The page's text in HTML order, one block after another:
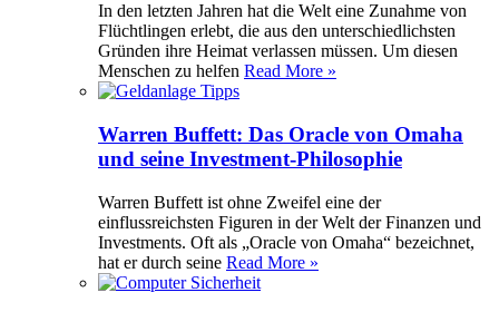
In den letzten Jahren hat die Welt eine Zunahme von
Flüchtlingen erlebt, die aus den unterschiedlichsten
Gründen ihre Heimat verlassen müssen. Um diesen
Menschen zu helfen Read More »
Warren Buffett: Das Oracle von Omaha
und seine Investment-Philosophie
Warren Buffett ist ohne Zweifel eine der
einflussreichsten Figuren in der Welt der Finanzen und
Investments. Oft als „Oracle von Omaha“ bezeichnet,
hat er durch seine Read More »